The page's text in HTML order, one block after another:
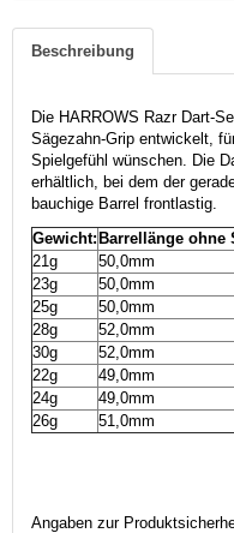
Beschreibung
Die HARROWS Razr Dart-
Sägezahn-Grip entwickelt,
Spielgefühl wünschen. Die
erhältlich, bei dem der
bauchige Barrel frontlastig.
Gewicht:Barrellänge ohne
21g
50,0mm
23g
50,0mm
25g
50,0mm
28g
52,0mm
30g
52,0mm
22g
49,0mm
24g
49,0mm
26g
51,0mm
Angaben zur